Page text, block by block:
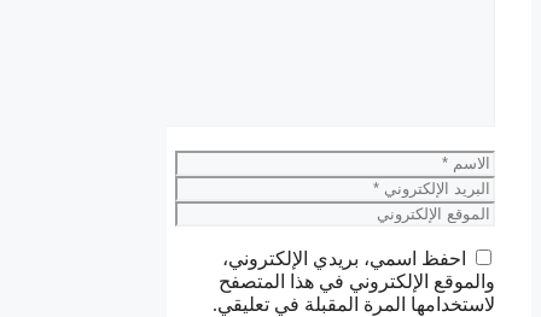
الاسم
البريد
الإلكتروني
الموقع
احفظ اسمي، بريدي الإلكتروني،
والموقع الإلكتروني في هذا المتصفح
لاستخدامها المرة المقبلة في تعليقي.